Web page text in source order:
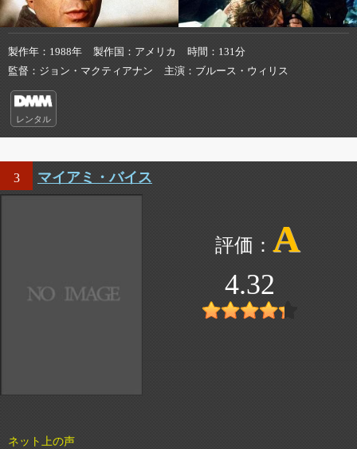
製作年 1988年 製作国 アメリカ 時間
131分
監督
ジョン・マクティアナン 主演 ブルース・ウィリス
レンタル
3 マイアミ・バイス
A
4.32
ネット上の声